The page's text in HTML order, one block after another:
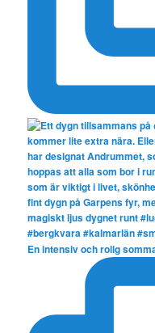
En intensiv och rolig